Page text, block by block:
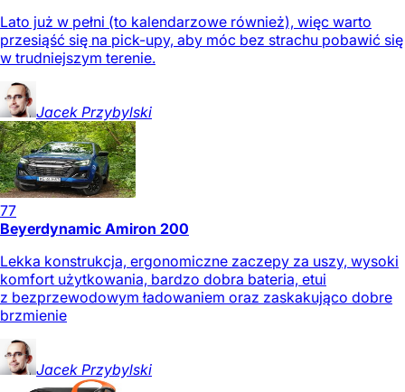
Lato już w pełni (to kalendarzowe również), więc warto
przesiąść się na pick-upy, aby móc bez strachu pobawić się
w trudniejszym terenie.
Jacek Przybylski
77
Beyerdynamic Amiron 200
Lekka konstrukcja, ergonomiczne zaczepy za uszy, wysoki
komfort użytkowania, bardzo dobra bateria, etui
z bezprzewodowym ładowaniem oraz zaskakująco dobre
brzmienie
Jacek Przybylski